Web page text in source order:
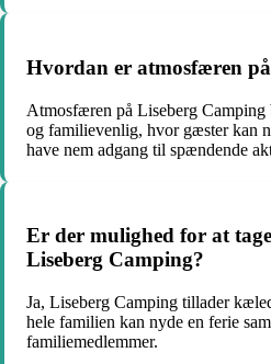
Hvordan er atmosfæren
Atmosfæren på Liseberg Camping
og familievenlig, hvor gæster kan
have nem adgang til spændende
Er der mulighed for at
Liseberg Camping?
Ja, Liseberg Camping tillader
hele familien kan nyde en ferie
familiemedlemmer.